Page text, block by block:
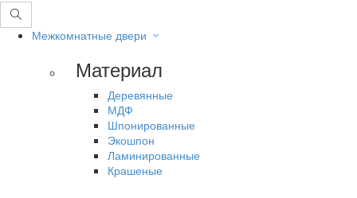
Межкомнатные двери
Материал
Деревянные
МДФ
Шпонированные
Экошпон
Ламинированные
Крашеные